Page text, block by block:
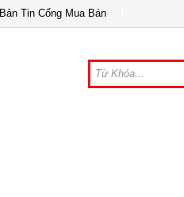
Bản Tin Cổng Mua Bán